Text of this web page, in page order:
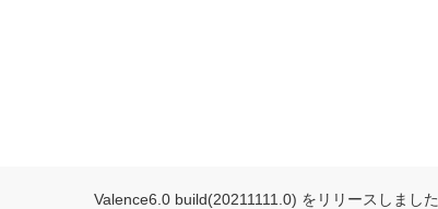
Valence6.0 build(20211111.0) をリリースしました